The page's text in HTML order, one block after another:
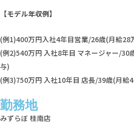
【モデル年収例】
(例1)400万円入社4年目営業/26歳(月給28
(例2)540万円 入社8年目 マネージャー/30
与)
(例3)750万円 入社10年目 店長/39歳(月給
勤務地
みずらぼ 桂南店